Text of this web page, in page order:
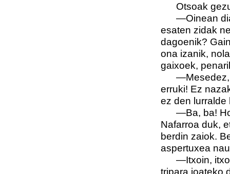
Otsoak
—Oinean diat
esaten zidak
dagoenik?
ona izanik,
gaixoek,
—Mesedez,
erruki! Ez
ez den lurralde
—Ba, ba!
Nafarroa duk,
berdin zaiok.
aspertuxea
—Itxoin,
tripara joateko